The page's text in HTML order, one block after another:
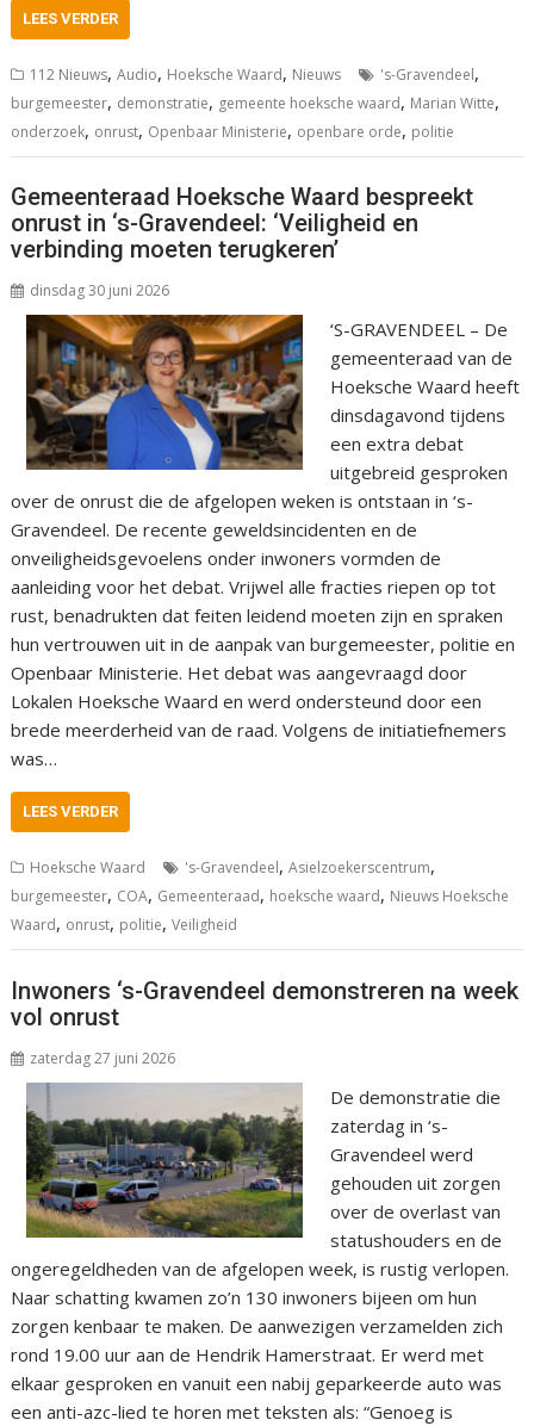
LEES VERDER
112 Nieuws,Audio, Hoeksche Waard, Nieuws 's-Gravendeel,
burgemeester, demonstratie, gemeente hoeksche waard, Marian Witte,
onderzoek, onrust, Openbaar Ministerie, openbare orde, politie
Gemeenteraad Hoeksche Waard bespreekt
onrust in ‘s-Gravendeel: ‘Veiligheid en
verbinding moeten terugkeren’
dinsdag 30 juni 2026
‘S-GRAVENDEEL – De
gemeenteraad van de
Hoeksche Waard heeft
dinsdagavond tijdens
een extra debat
uitgebreid gesproken
over de onrust die de afgelopen weken is ontstaan in ‘s-
Gravendeel. De recente geweldsincidenten en de
onveiligheidsgevoelens onder inwoners vormden de
aanleiding voor het debat. Vrijwel alle fracties riepen op tot
rust, benadrukten dat feiten leidend moeten zijn en spraken
hun vertrouwen uit in de aanpak van burgemeester, politie en
Openbaar Ministerie. Het debat was aangevraagd door
Lokalen Hoeksche Waard en werd ondersteund door een
brede meerderheid van de raad. Volgens de initiatiefnemers
was…
LEES VERDER
Hoeksche Waard 's-Gravendeel,Asielzoekerscentrum,
burgemeester, COA, Gemeenteraad, hoeksche waard, Nieuws Hoeksche
Waard, onrust, politie,Veiligheid
Inwoners ‘s-Gravendeel demonstreren na week
vol onrust
zaterdag 27 juni 2026
De demonstratie die
zaterdag in ‘s-
Gravendeel werd
gehouden uit zorgen
over de overlast van
statushouders en de
ongeregeldheden van de afgelopen week, is rustig verlopen.
Naar schatting kwamen zo’n 130 inwoners bijeen om hun
zorgen kenbaar te maken. De aanwezigen verzamelden zich
rond 19.00 uur aan de Hendrik Hamerstraat. Er werd met
elkaar gesproken en vanuit een nabij geparkeerde auto was
een anti-azc-lied te horen met teksten als: “Genoeg is